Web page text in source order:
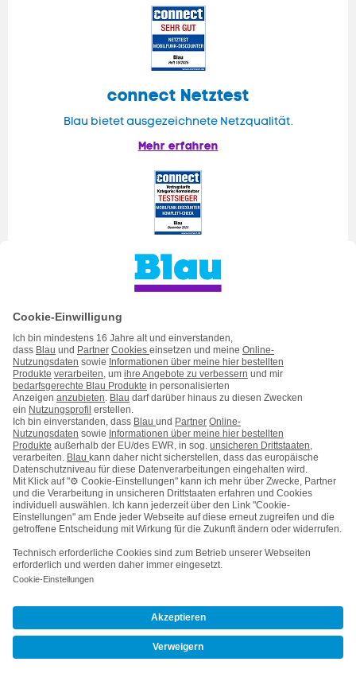
connect Netztest
Blau bietet ausgezeichnete Netzqualität.
Mehr erfahren
Komplettcheck Normalnutzer
Blau ist Testsieger für Normalnutzer.
connect Komplettcheck Wenignutzer
Blau überzeugt als Spitzenreiter für Wenignutzer.
Mehr erfahren
Alle Handyhersteller
Handyvertrag ohne Handy Mein Blau
Handy auf Raten